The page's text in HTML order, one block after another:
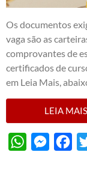
Os documentos
vaga são as
comprovantes de
certificados de
em Leia Mais,
LEIA MAIS
WhatsApp